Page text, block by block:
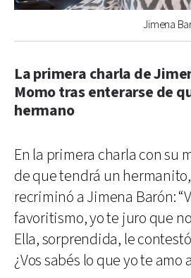
Jimena
La primera charla de
Momo tras enterarse de
hermano
En la primera charla con su
de que tendrá un
recriminó a Jimena Barón:
favoritismo, yo te juro que
Ella, sorprendida, le
¿Vos sabés lo que yo te amo